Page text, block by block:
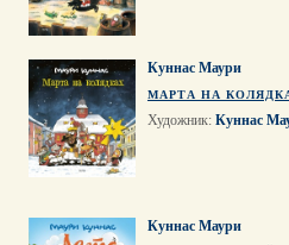
Куннас Маури
МАРТА НА
Художник: Куннас
Куннас Маури